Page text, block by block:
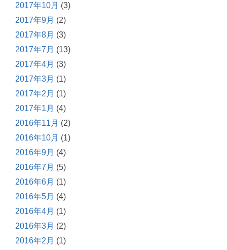
2017年10月 (3)
2017年9月 (2)
2017年8月 (3)
2017年7月 (13)
2017年4月 (3)
2017年3月 (1)
2017年2月 (1)
2017年1月 (4)
2016年11月 (2)
2016年10月 (1)
2016年9月 (4)
2016年7月 (5)
2016年6月 (1)
2016年5月 (4)
2016年4月 (1)
2016年3月 (2)
2016年2月 (1)